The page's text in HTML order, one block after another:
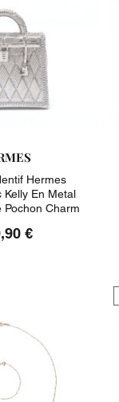
Hermes
Kelly En Metal
Pochon Charm
€